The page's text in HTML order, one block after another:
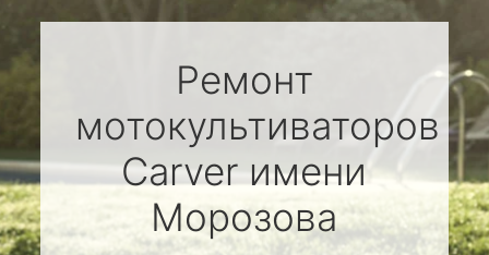
Ремонт
мотокультиваторов
Carver имени
Морозова